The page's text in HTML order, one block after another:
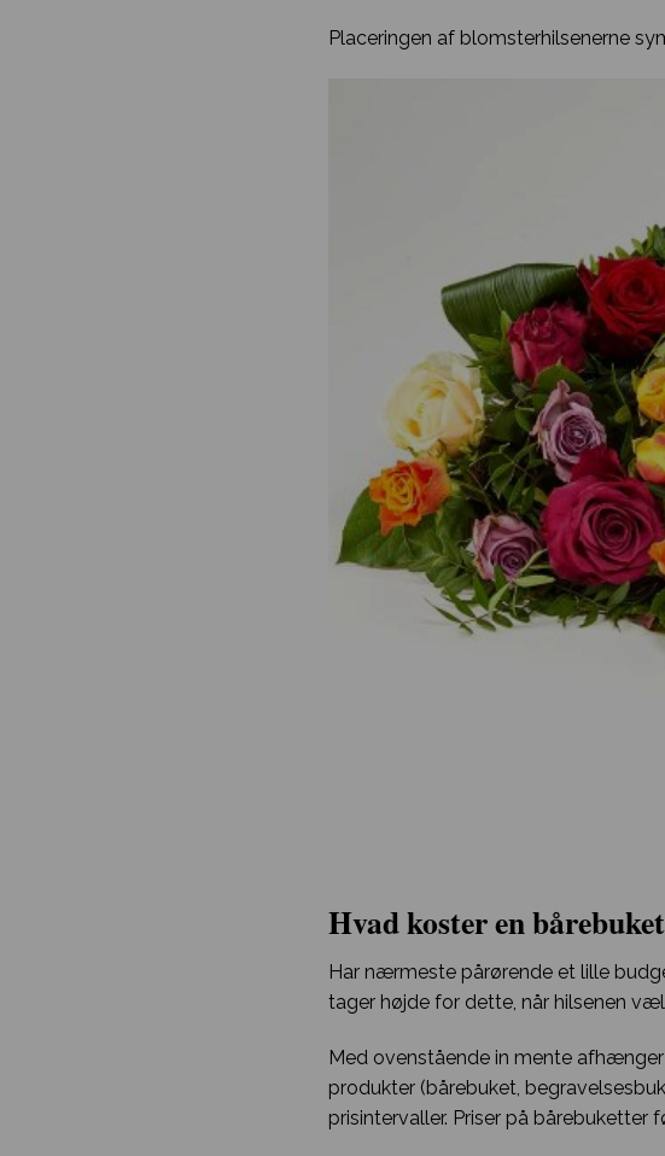
Placeringen af blomsterhilsenerne
Hvad koster en
Har nærmeste pårørende et lille
tager højde for dette, når hilsenen
Med ovenstående in mente
produkter (bårebuket,
prisintervaller. Priser på bårebuketter